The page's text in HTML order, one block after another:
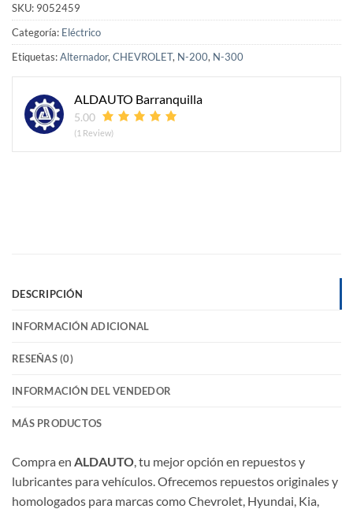
SKU: 9052459
Categoría: Eléctrico
Etiquetas:Alternador, CHEVROLET, N-200, N-300
ALDAUTO Barranquilla
5.00
(1 Review)
DESCRIPCIÓN
INFORMACIÓN ADICIONAL
RESEÑAS (0)
INFORMACIÓN DEL VENDEDOR
MÁS PRODUCTOS
Compra en ALDAUTO , tu mejor opción en repuestos y
lubricantes para vehículos. Ofrecemos repuestos originales y
homologados para marcas como Chevrolet, Hyundai, Kia,